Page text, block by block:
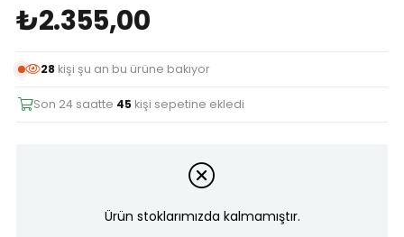
₺2.355,00
28 kişi şu an bu ürüne bakıyor
Son 24 saatte 45 kişi sepetine ekledi
Ürün stoklarımızda kalmamıştır.